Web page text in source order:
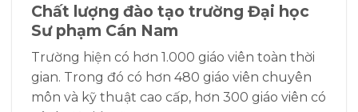
Chất lượng đào tạo trường Đại học
Sư phạm Cán Nam
Trường hiện có hơn 1.000 giáo viên toàn thời
gian. Trong đó có hơn 480 giáo viên chuyên
môn và kỹ thuật cao cấp, hơn 300 giáo viên có